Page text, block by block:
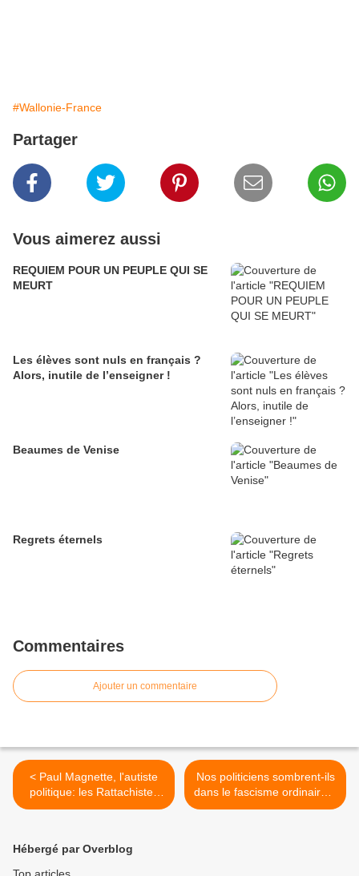
#Wallonie-France
Partager
Vous aimerez aussi
REQUIEM POUR UN PEUPLE QUI SE
MEURT
Les élèves sont nuls en français ?
Alors, inutile de l’enseigner !
Beaumes de Venise
Regrets éternels
Commentaires
Ajouter un commentaire
< Paul Magnette, l'autiste
politique: les Rattachistes
n'existent pas !"
Nos politiciens sombrent-ils
dans le fascisme ordinaire ?
>
Hébergé par Overblog